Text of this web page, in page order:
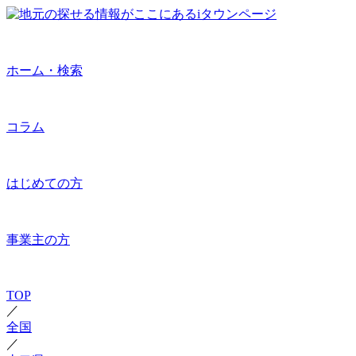
ホーム・検索
コラム
はじめての方
事業主の方
TOP
／
全国
／